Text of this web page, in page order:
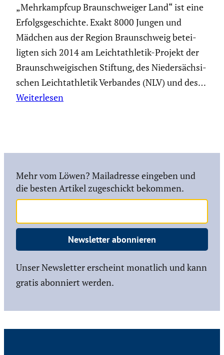
„Mehrkampfcup Braun­schweiger Land“ ist eine
Erfolgs­ge­schichte. Exakt 8000 Jungen und
Mädchen aus der Region Braun­schweig betei­
ligten sich 2014 am Leicht­ath­letik-Projekt der
Braun­schwei­gi­schen Stiftung, des Nieder­säch­si­
schen Leicht­ath­letik Verbandes (NLV) und des…
Weiterlesen
Mehr vom Löwen? Mailadresse eingeben und
die besten Artikel zugeschickt bekommen.
Newsletter abonnieren
Unser Newsletter erscheint monatlich und kann
gratis abonniert werden.